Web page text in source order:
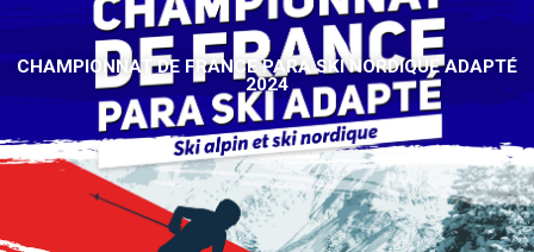
CHAMPIONNAT DE FRANCE PARA SKI NORDIQUE ADAPTÉ
2024